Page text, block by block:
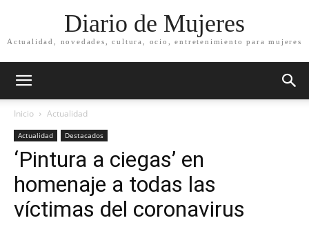
Diario de Mujeres
Actualidad, novedades, cultura, ocio, entretenimiento para mujeres
Inicio Actualidad
Actualidad Destacados
‘Pintura a ciegas’ en
homenaje a todas las
víctimas del coronavirus